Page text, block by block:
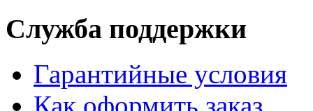
Служба поддержки
Гарантийные условия